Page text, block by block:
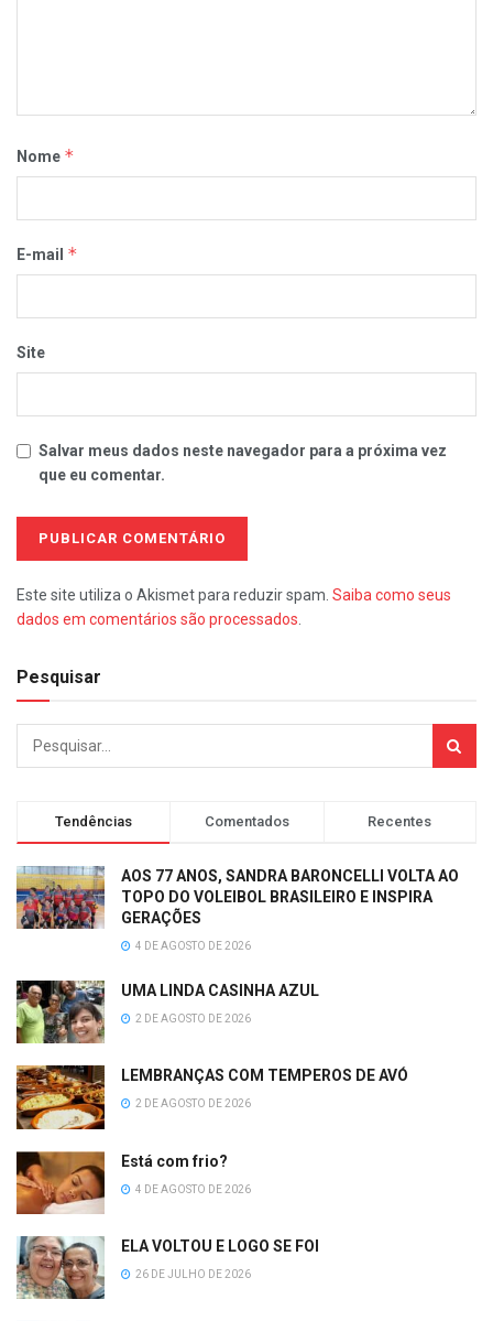
Nome *
E-mail *
Site
Salvar meus dados neste navegador para a próxima vez
que eu comentar.
Este site utiliza o Akismet para reduzir spam. Saiba como seus
dados em comentários são processados
Pesquisar
Tendências Comentados Recentes
AOS 77 ANOS, SANDRA BARONCELLI VOLTA AO
TOPO DO VOLEIBOL BRASILEIRO E INSPIRA
GERAÇÕES
4 DE AGOSTO DE 2026
UMA LINDA CASINHA AZUL
2 DE AGOSTO DE 2026
LEMBRANÇAS COM TEMPEROS DE AVÓ
2 DE AGOSTO DE 2026
Está com frio?
4 DE AGOSTO DE 2026
ELA VOLTOU E LOGO SE FOI
26 DE JULHO DE 2026